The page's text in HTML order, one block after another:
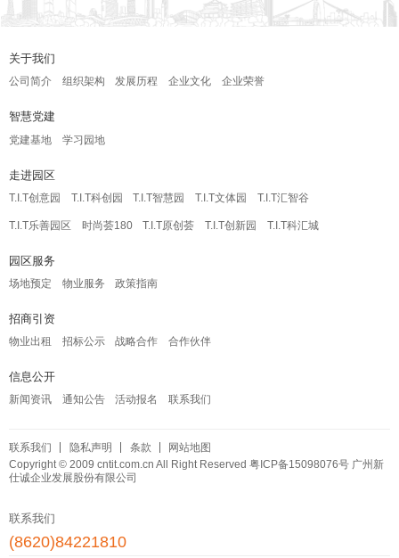
关于我们
公司简介 组织架构 发展历程 企业文化 企业荣誉
智慧党建
党建基地 学习园地
走进园区
T.I.T创意园 T.I.T科创园 T.I.T智慧园 T.I.T文体园 T.I.T汇智谷
T.I.T乐善园区 时尚荟180 T.I.T原创荟 T.I.T创新园 T.I.T科汇城
园区服务
场地预定 物业服务 政策指南
招商引资
物业出租 招标公示 战略合作 合作伙伴
信息公开
新闻资讯 通知公告 活动报名 联系我们
联系我们 隐私声明 条款
网站地图
Copyright © 2009 cntit.com.cn All Right Reserved 粤ICP备15098076号 广州新
仕诚企业发展股份有限公司
联系我们
(8620)84221810